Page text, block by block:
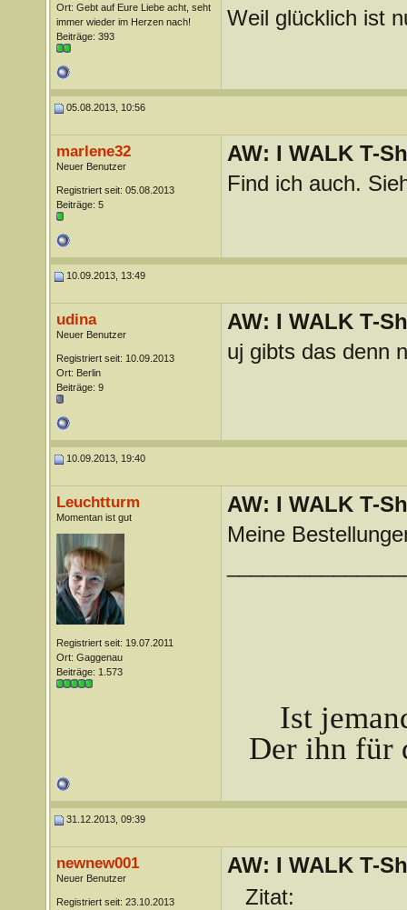
Ort: Gebt auf Eure Liebe acht, seht
immer wieder im Herzen nach!
Beiträge: 393
Weil glücklich ist
05.08.2013, 10:56
marlene32
Neuer Benutzer
Registriert seit: 05.08.2013
Beiträge: 5
AW: I WALK T-
Find ich auch.
10.09.2013, 13:49
udina
Neuer Benutzer
Registriert seit: 10.09.2013
Ort: Berlin
Beiträge: 9
AW: I WALK T-
uj gibts das denn
10.09.2013, 19:40
Leuchtturm
Momentan ist gut
Registriert seit: 19.07.2011
Ort: Gaggenau
Beiträge: 1.573
AW: I WALK T-
Meine
Ist
Der ihn für
31.12.2013, 09:39
newnew001
Neuer Benutzer
Registriert seit: 23.10.2013
AW: I WALK T-
Zitat: